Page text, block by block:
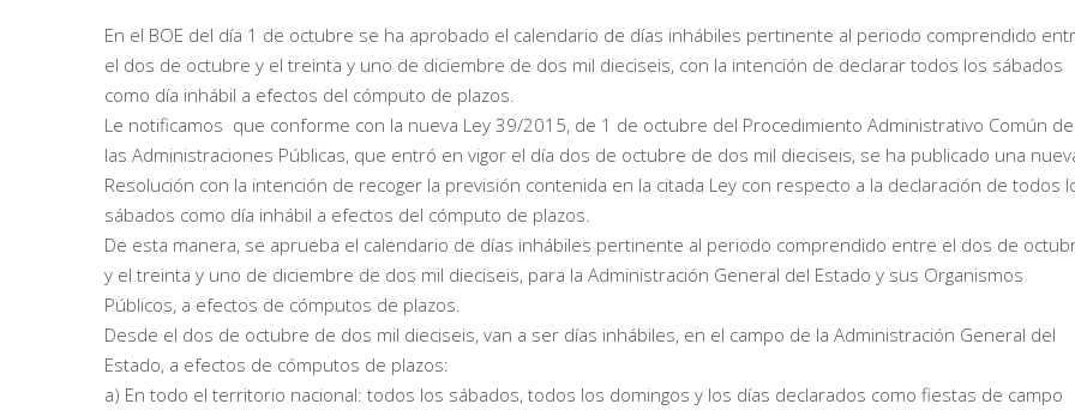
En el BOE del día 1 de octubre se ha aprobado el calendario de días inhábiles pertinente al periodo comprendido
el dos de octubre y el treinta y uno de diciembre de dos mil dieciseis, con la intención de declarar todos los sábados
como día inhábil a efectos del cómputo de plazos.
Le notificamos que conforme con la nueva Ley 39/2015, de 1 de octubre del Procedimiento Administrativo Común de
las Administraciones Públicas, que entró en vigor el día dos de octubre de dos mil dieciseis, se ha publicado una
Resolución con la intención de recoger la previsión contenida en la citada Ley con respecto a la declaración de todos
sábados como día inhábil a efectos del cómputo de plazos.
De esta manera, se aprueba el calendario de días inhábiles pertinente al periodo comprendido entre el dos de
y el treinta y uno de diciembre de dos mil dieciseis, para la Administración General del Estado y sus Organismos
Públicos, a efectos de cómputos de plazos.
Desde el dos de octubre de dos mil dieciseis, van a ser días inhábiles, en el campo de la Administración General del
Estado, a efectos de cómputos de plazos:
a) En todo el territorio nacional: todos los sábados, todos los domingos y los días declarados como fiestas de campo